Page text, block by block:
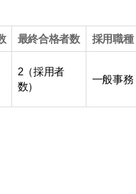
最終合格者数 採用職種
2（採用者
数）
一般事務